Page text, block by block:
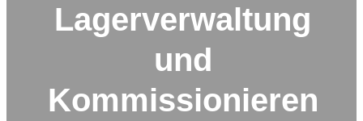
Lagerverwaltung
und
Kommissionieren